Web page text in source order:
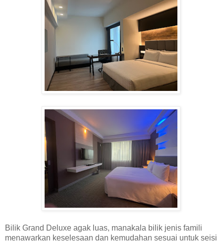
Bilik Grand Deluxe agak luas, manakala bilik jenis famili
menawarkan keselesaan dan kemudahan sesuai untuk seisi